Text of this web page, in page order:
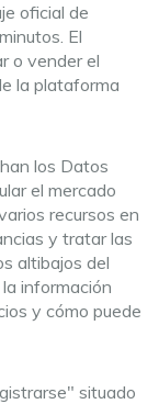
oficial de
El
o vender el
la plataforma
los Datos
el mercado
recursos en
y tratar las
altibajos del
información
y cómo puede
situado